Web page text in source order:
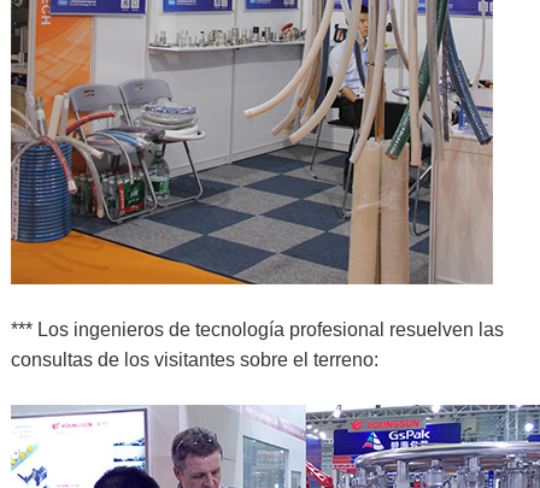
*** Los ingenieros de tecnología profesional resuelven las
consultas de los visitantes sobre el terreno: